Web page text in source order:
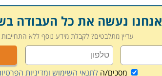
אנחנו נעשה את כל העבודה
עדיין מתלבטים? לקבלת מידע נוסף ללא התחייבות
מסכים/הלתנאי השימוש ומדיניות